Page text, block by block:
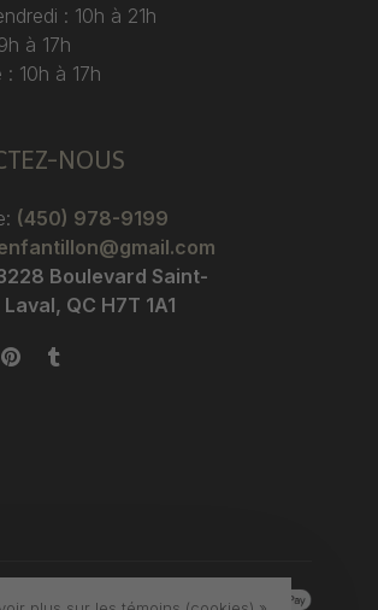
: 10h à 21h
à 17h
: 10h à 17h
NOUS
(450) 978-9199
Boulevard Saint-
QC H7T 1A1